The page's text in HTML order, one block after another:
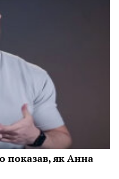
показав, як Анна